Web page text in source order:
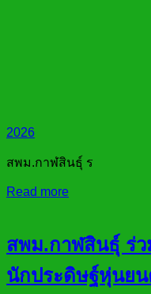
2026
สพม.กาฬสินธุ์ ร
Read more
สพม.กาฬสินธุ์ ร่ว
นักประดิษฐ์หุ่นยน